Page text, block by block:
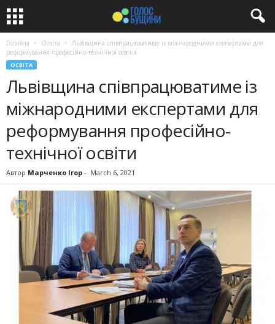
Головна Освіта
Львівщина співпрацюватиме із міжнародними експертами для
реформування професійно-технічної освіти
ОСВІТА
Львівщина співпрацюватиме із
міжнародними експертами для
реформування професійно-
технічної освіти
Автор Марченко Ігор - March 6, 2021